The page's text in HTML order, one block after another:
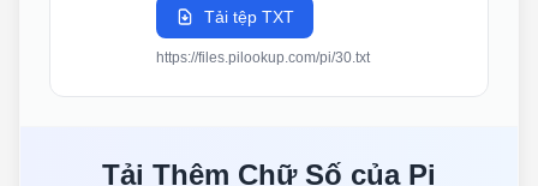
Tải tệp TXT
https://files.pilookup.com/pi/30.txt
Tải Thêm Chữ Số của Pi